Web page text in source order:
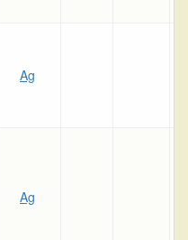
Ag
Ag